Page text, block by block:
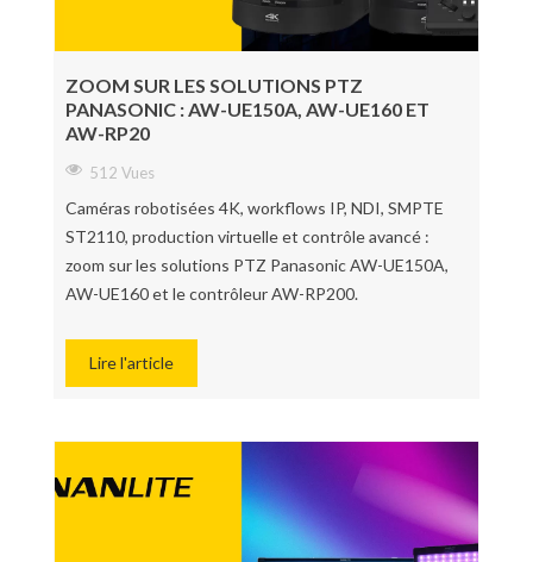
ZOOM SUR LES SOLUTIONS PTZ
PANASONIC : AW-UE150A, AW-UE160 ET
AW-RP20
512 Vues
Caméras robotisées 4K, workflows IP, NDI, SMPTE
ST2110, production virtuelle et contrôle avancé :
zoom sur les solutions PTZ Panasonic AW-UE150A,
AW-UE160 et le contrôleur AW-RP200.
Lire l'article